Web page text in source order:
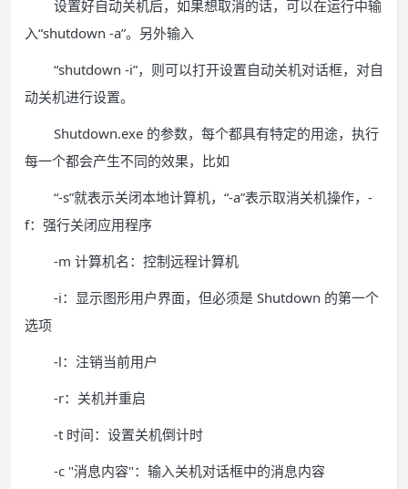
设置好自动关机后，如果想取消的话，可以在运行中输
入“shutdown -a”。另外输入
“shutdown -i”，则可以打开设置自动关机对话框，对自
动关机进行设置。
Shutdown.exe 的参数，每个都具有特定的用途，执行
每一个都会产生不同的效果，比如
“-s”就表示关闭本地计算机，“-a”表示取消关机操作，-
f：强行关闭应用程序
-m 计算机名：控制远程计算机
-i：显示图形用户界面，但必须是 Shutdown 的第一个
选项
-l：注销当前用户
-r：关机并重启
-t 时间：设置关机倒计时
-c "消息内容"：输入关机对话框中的消息内容